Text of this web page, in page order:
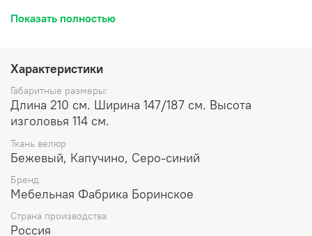
обеспечивают долговечность и надежность изделия.
другим повреждениям. Это особенно удобно для тех, у
кого есть домашние животные или маленькие дети,
которые могут случайно повредить мебель.
Двуспальная Кровать Сицилия - самая популярная
Просторное спальное место. Мягкая, высокая спинка и
полностью обитый тканью каркас. Кровать на ножках,
что позволяет использовать для уборки робота-
пылесоса. Материал древесины - Сосна. Ткань Civilia.
Съемные чехлы просто стирать и можно поменять цвет
кровати под ваше настроение и интерьер! Это
идеальное решение! Подъемный механизм и ящик для
Показать полностью
Характеристики
Габаритные размеры:
Длина 210 см. Ширина 147/187 см. Высота
изголовья 114 см.
Ткань велюр
Бежевый, Капучино, Серо-синий
Бренд
Мебельная Фабрика Боринское
Страна производства
Россия